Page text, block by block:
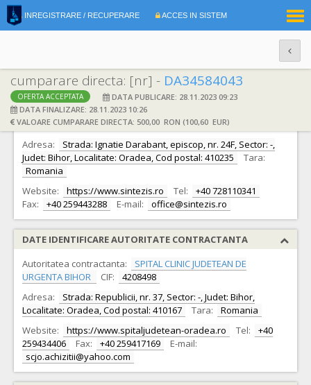
INREGISTRARE / RECUPERARE ACCES IN SISTEM
cumparare directa: [nr] - DA34584043
OFERTA ACCEPTATA
DATA PUBLICARE: 28.11.2023 09:23
DATA FINALIZARE: 28.11.2023 10:26
VALOARE CUMPARARE DIRECTA: 500,00 RON (100,60 EUR)
DATE IDENTIFICARE OFERTANT
Ofertant: S.C. SINTEZIS BIROTICA S.R.L. CIF:
6390409
Adresa:
Strada: Ignatie Darabant, episcop, nr. 24F, Sector: -,
Judet: Bihor, Localitate: Oradea, Cod postal: 410235
Tara:
Romania
Website:
https://www.sintezis.ro Tel:
+40 728110341
Fax:
+40 259443288 E-mail: office@sintezis.ro
DATE IDENTIFICARE AUTORITATE CONTRACTANTA
Autoritatea contractanta:
SPITAL CLINIC JUDETEAN DE
URGENTA BIHOR
CIF:
4208498
Adresa:
Strada: Republicii, nr. 37, Sector: -, Judet: Bihor,
Localitate: Oradea, Cod postal: 410167
Tara:
Romania
Website:
https://www.spitaljudetean-oradea.ro Tel:
+40
259434406
Fax: +40 259417169
E-mail:
scjo.achizitii@yahoo.com